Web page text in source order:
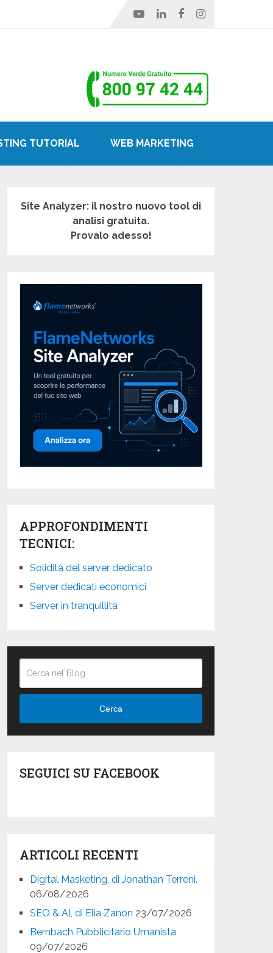
TUTORIAL WEB MARKETING
Site Analyzer: il nostro nuovo tool di
analisi gratuita.
Provalo adesso!
APPROFONDIMENTI
TECNICI:
Solidità del server dedicato
Server dedicati economici
Server in tranquillità
Cerca
SEGUICI SU FACEBOOK
ARTICOLI RECENTI
Digital Masketing, di Jonathan Terreni.
06/08/2026
SEO & AI, di Elia Zanon 23/07/2026
Bernbach Pubblicitario Umanista
09/07/2026